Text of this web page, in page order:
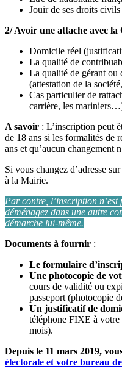
Jouir de ses droits
2/ Avoir une attache avec la
Domicile réel
La qualité de
La qualité de gérant ou
(attestation de la
Cas particulier de
carrière, les
A savoir : L’inscription peut
de 18 ans si les formalités de
ans et qu’aucun changement
Si vous changez d’adresse
à la Mairie.
Par contre, l’inscription
déménagez dans une autre
démarche lui-même.
Documents à fournir :
Le formulaire
Une photocopie de
cours de validité ou
passeport (photocopie
Un justificatif de
téléphone FIXE à votre
mois).
Depuis le 11 mars 2019,
électorale et votre bureau